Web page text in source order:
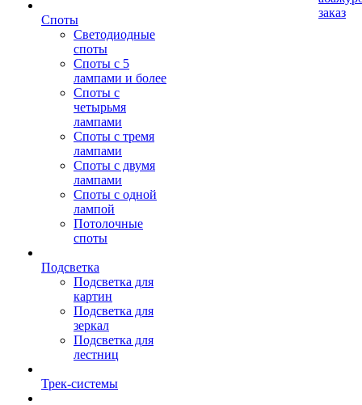
Споты
Светодиодные
споты
Споты с 5
лампами и более
Споты с
четырьмя
лампами
Споты с тремя
лампами
Споты с двумя
лампами
Споты с одной
лампой
Потолочные
споты
Подсветка
Подсветка для
картин
Подсветка для
зеркал
Подсветка для
лестниц
Трек-системы
заказ